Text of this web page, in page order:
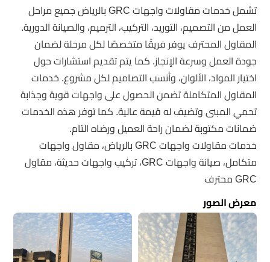
تشمل خدمات مقاولات واجهات GRC بالرياض جميع مراحل
العمل من التصميم، التوريد، التركيب، الترميم، والصيانة الدورية.
المقاول المحترف يوفر فريقًا متخصصًا لكل مرحلة لضمان
جودة العمل وسرعة الإنجاز. كما يتم تقديم استشارات حول
اختيار المواد، الألوان، وأنسب التصاميم لكل مشروع. خدمات
المقاول المتكاملة تضمن الحصول على واجهات قوية وجذابة
تحمي المبنى وتضيف له قيمة عالية. كما توفر هذه الخدمات
ضمانات مكتوبة لضمان راحة العميل ورضاه التام.
خدمات مقاولات واجهات GRC بالرياض، مقاول واجهات
متكامل، صيانة واجهات GRC، تركيب واجهات حديثة، مقاول
GRC محترف
معرض الصور